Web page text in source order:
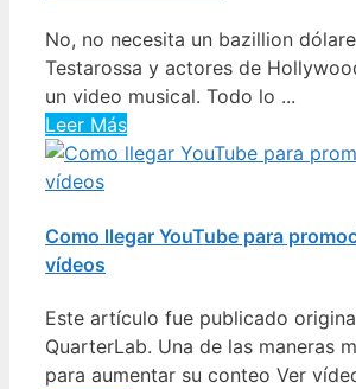
No, no necesita un bazillion
Testarossa y actores de
un video musical. Todo lo ...
Leer Más
Como llegar YouTube para
vídeos
Este artículo fue publicado
QuarterLab. Una de las maneras
para aumentar su conteo Ver